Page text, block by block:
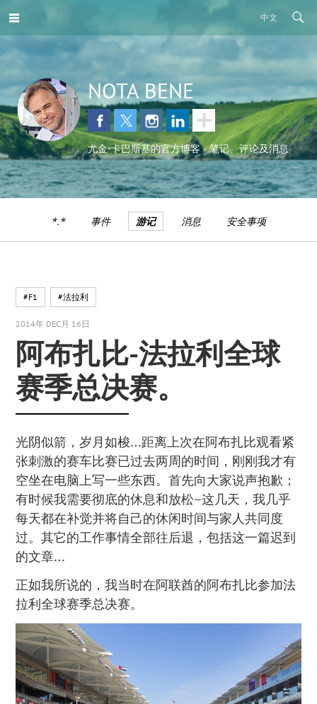
中文
NOTA BENE
尤金•卡巴斯基的官方博客 - 笔记、评论及消息
*.* 事件 游记 消息 安全事项
#F1 #法拉利
2014年 DEC月 16日
阿布扎比-法拉利全球
赛季总决赛。
光阴似箭，岁月如梭…距离上次在阿布扎比观看紧
张刺激的赛车比赛已过去两周的时间，刚刚我才有
空坐在电脑上写一些东西。首先向大家说声抱歉；
有时候我需要彻底的休息和放松–这几天，我几乎
每天都在补觉并将自己的休闲时间与家人共同度
过。其它的工作事情全部往后退，包括这一篇迟到
的文章…
正如我所说的，我当时在阿联酋的阿布扎比参加法
拉利全球赛季总决赛。